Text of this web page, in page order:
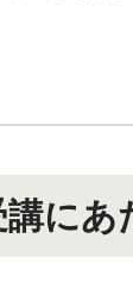
講にあ